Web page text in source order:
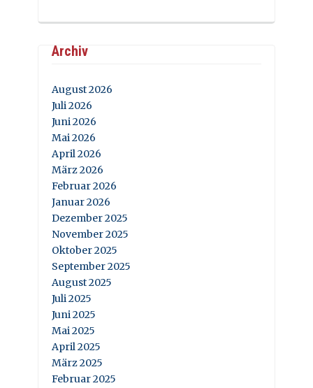
Archiv
August 2026
Juli 2026
Juni 2026
Mai 2026
April 2026
März 2026
Februar 2026
Januar 2026
Dezember 2025
November 2025
Oktober 2025
September 2025
August 2025
Juli 2025
Juni 2025
Mai 2025
April 2025
März 2025
Februar 2025